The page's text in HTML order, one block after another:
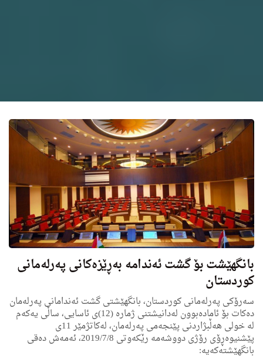
بانگهێشت بۆ گشت ئه‌ندامه‌ به‌ڕێزه‌كانی په‌رله‌مانی
كوردستان
سه‌رۆكی په‌رله‌مانی كوردستان، بانگهێشتی گشت ئه‌ندامانی په‌رله‌مان
ده‌كات بۆ ئاماده‌بوون له‌دانیشتنی ژماره‌ (12)ی ئاسایی، ساڵی یه‌كه‌م
له‌ خولى هه‌ڵبژاردنی پێنجه‌مى په‌رله‌مان، له‌كاتژمێر 11ى
پێشنیوه‌ڕۆی رۆژی دووشه‌مه‌ رێكه‌وتی 2019/7/8، ئه‌مه‌ش ده‌قی
بانگهێشته‌كه‌یه‌: